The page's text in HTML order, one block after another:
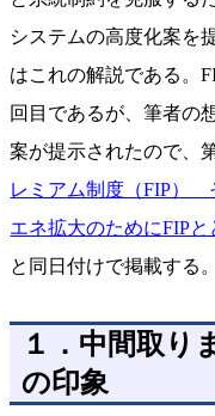
システムの高度化案を
はこれの解説である。
回目であるが、筆者の
案が提示されたので、
レミアム制度（FIP）
エネ拡大のためにFIP
と同日付けで掲載する。
１．中間取り
の印象